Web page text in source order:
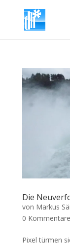
Die
von Markus
0 Kommentare
Pixel türmen